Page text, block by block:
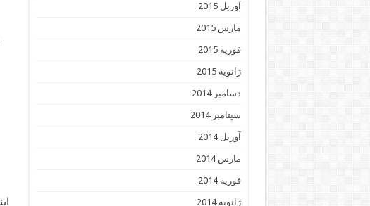
آوریل 2015
مارس 2015
فوریه 2015
ژانویه 2015
دسامبر 2014
سپتامبر 2014
آوریل 2014
مارس 2014
فوریه 2014
ژانویه 2014